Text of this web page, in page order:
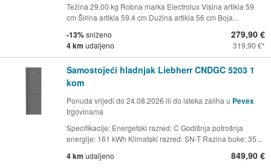
Težina 29,00 kg Robna marka Electrolux Visina artikla 59
cm Širina artikla 59.4 cm Dužina artikla 56 cm Boja...
-13%sniženo
4 km udaljeno
279,90 €
319,90 €
Samostojeći hladnjak Liebherr CNDGC 5203 1
kom
Ponuda vrijedi do 24.08.2026 ili do isteka zaliha u Pevex
trgovinama
Specifikacije: Energetski razred: C Godišnja potrošnja
energije: 161 kWh Klimatski razred: SN-T Razina buke: 35...
4 km udaljeno 849,90 €